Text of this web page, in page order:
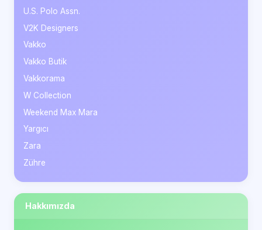
U.S. Polo Assn.
V2K Designers
Vakko
Vakko Butik
Vakkorama
W Collection
Weekend Max Mara
Yargıcı
Zara
Zühre
Hakkımızda